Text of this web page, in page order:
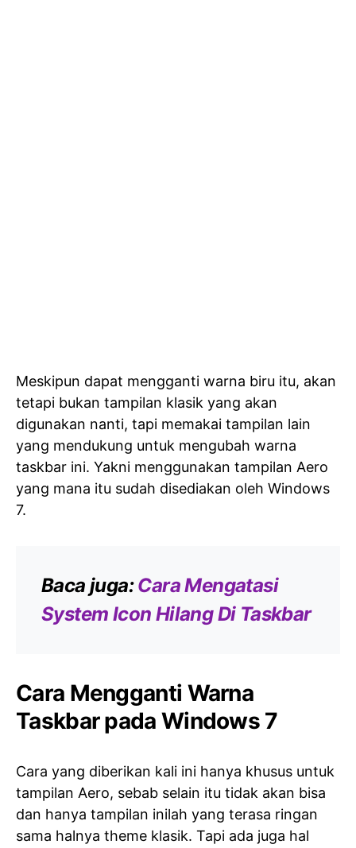
Meskipun dapat mengganti warna biru itu, akan
tetapi bukan tampilan klasik yang akan
digunakan nanti, tapi memakai tampilan lain
yang mendukung untuk mengubah warna
taskbar ini. Yakni menggunakan tampilan Aero
yang mana itu sudah disediakan oleh Windows
7.
Baca juga:Cara Mengatasi
System Icon Hilang Di Taskbar
Cara Mengganti Warna
Taskbar pada Windows 7
Cara yang diberikan kali ini hanya khusus untuk
tampilan Aero, sebab selain itu tidak akan bisa
dan hanya tampilan inilah yang terasa ringan
sama halnya theme klasik. Tapi ada juga hal